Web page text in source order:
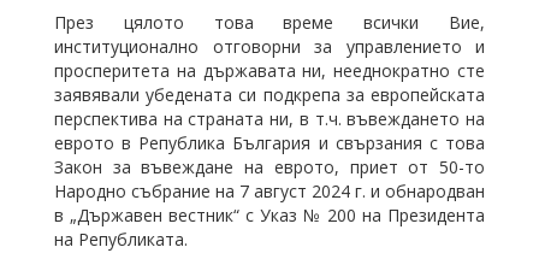
През цялото това време всички Вие,
институционално отговорни за управлението и
просперитета на държавата ни, нееднократно сте
заявявали убедената си подкрепа за европейската
перспектива на страната ни, в т.ч. въвеждането на
еврото в Република България и свързания с това
Закон за въвеждане на еврото, приет от 50-то
Народно събрание на 7 август 2024 г. и обнародван
в „Държавен вестник“ с Указ № 200 на Президента
на Републиката.